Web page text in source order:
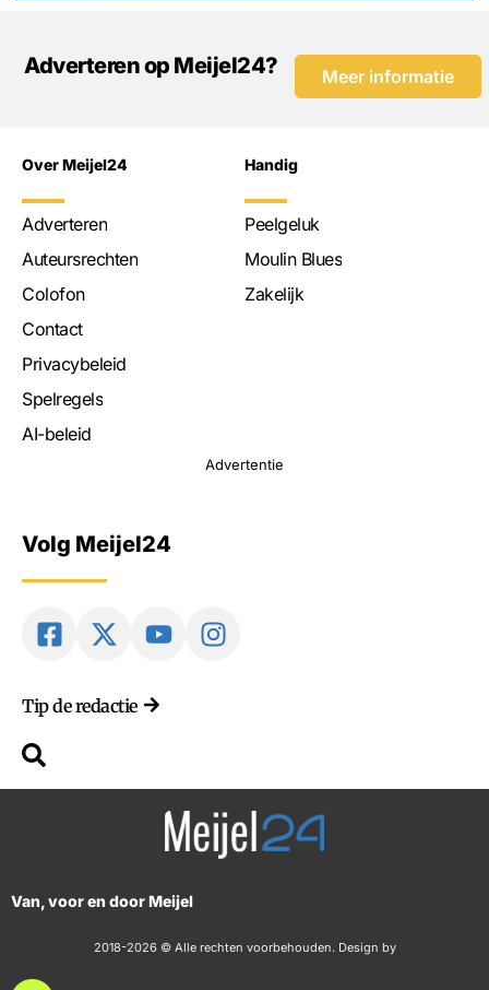
Adverteren op Meijel24? Meer informatie
Over Meijel24
Adverteren
Auteursrechten
Colofon
Contact
Privacybeleid
Spelregels
AI-beleid
Handig
Peelgeluk
Moulin Blues
Zakelijk
Advertentie
Volg Meijel24
Tip de redactie
Van, voor en door Meijel
2018-2026 © Alle rechten voorbehouden. Design by